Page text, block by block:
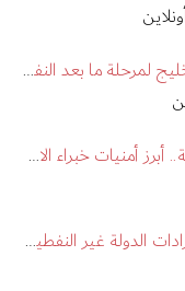
لمرحلة ما بعد النفط
أمنيات خبراء الاقتصاد
الدولة غير النفطية